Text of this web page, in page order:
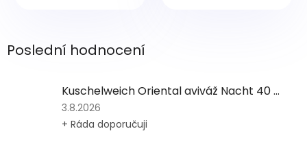
Poslední hodnocení
Kuschelweich Oriental aviváž Nacht 40 praní, 1l
Hodnocení
produktu
3.8.2026
+ Ráda doporučuji